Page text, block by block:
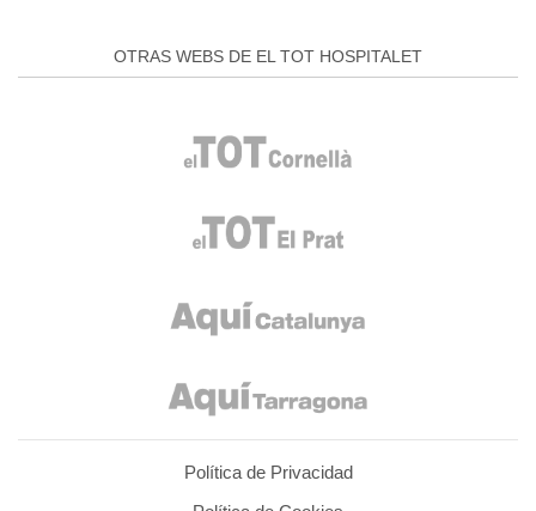
OTRAS WEBS DE EL TOT HOSPITALET
Política de Privacidad